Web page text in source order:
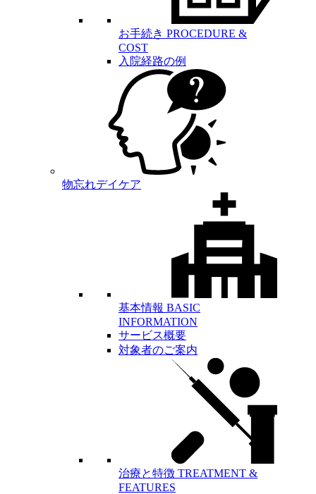
お手続き PROCEDURE &
COST
入院経路の例
物忘れデイケア
基本情報 BASIC
INFORMATION
サービス概要
対象者のご案内
治療と特徴 TREATMENT &
FEATURES